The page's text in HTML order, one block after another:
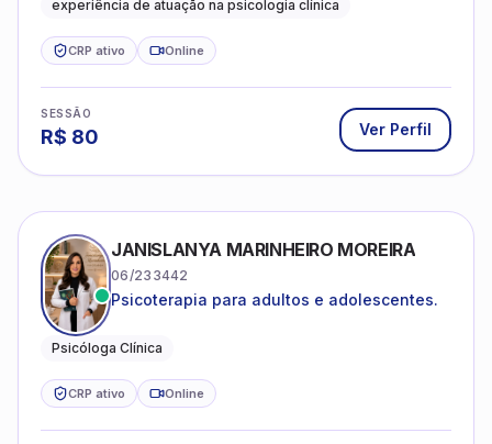
experiência de atuação na psicologia clínica
CRP ativo Online
SESSÃO
R$ 80 Ver Perfil
JANISLANYA MARINHEIRO MOREIRA
06/233442
Psicoterapia para adultos e adolescentes.
Psicóloga Clínica
CRP ativo Online